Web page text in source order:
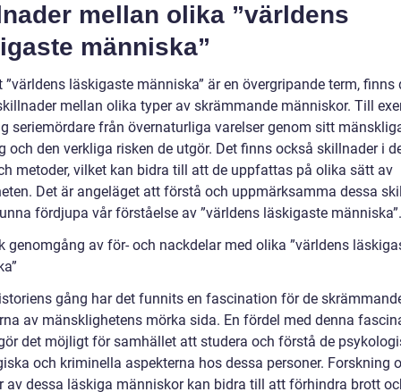
mellan olika ”världens
människa”
”världens läskigaste människa” är en övergripande term, finns
mellan olika typer av skrämmande människor. Till
seriemördare från övernaturliga varelser genom sitt
och den verkliga risken de utgör. Det finns också skillnader i
metoder, vilket kan bidra till att de uppfattas på olika sätt av
Det är angeläget att förstå och uppmärksamma dessa
fördjupa vår förståelse av ”världens läskigaste människa”.
genomgång av för- och nackdelar med olika ”världens
gång har det funnits en fascination för de
av mänsklighetens mörka sida. En fördel med denna
det möjligt för samhället att studera och förstå de
och kriminella aspekterna hos dessa personer. Forskning
av dessa läskiga människor kan bidra till att förhindra brott